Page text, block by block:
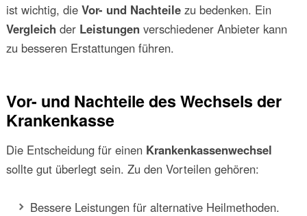
ist wichtig, die Vor- und Nachteilezu bedenken. Ein
Vergleich der Leistungen verschiedener Anbieter kann
zu besseren Erstattungen führen.
Vor- und Nachteile des Wechsels der
Krankenkasse
Die Entscheidung für einen Krankenkassenwechsel
sollte gut überlegt sein. Zu den Vorteilen gehören:
Bessere Leistungen für alternative Heilmethoden.